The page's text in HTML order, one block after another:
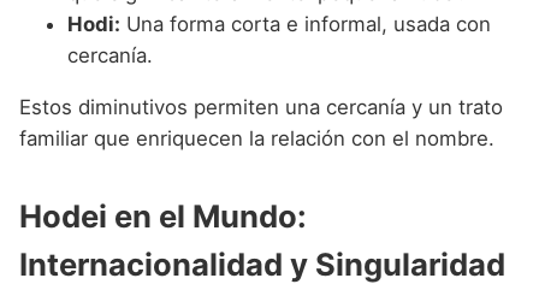
Hodi: Una forma corta e informal, usada con
cercanía.
Estos diminutivos permiten una cercanía y un trato
familiar que enriquecen la relación con el nombre.
Hodei en el Mundo:
Internacionalidad y Singularidad